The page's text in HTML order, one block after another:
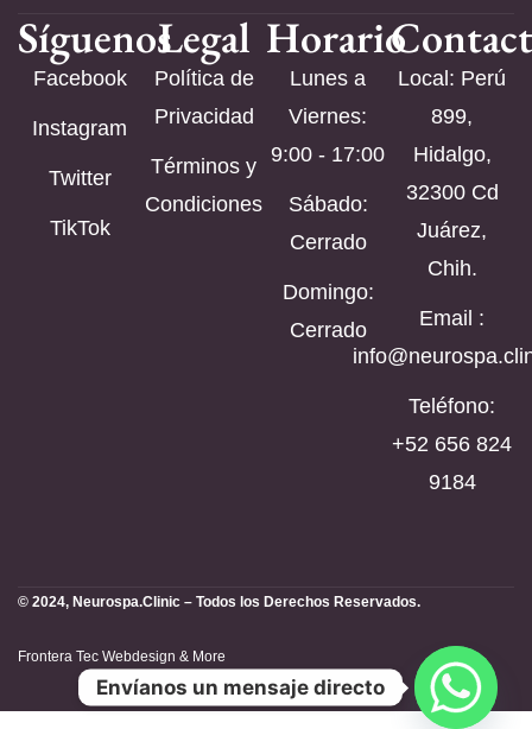
Síguenos
Facebook
Instagram
Twitter
TikTok
Legal
Política de
Privacidad
Términos y
Condiciones
Horario
Lunes a
Viernes:
9:00 - 17:00
Sábado:
Cerrado
Domingo:
Cerrado
Local: Perú
899,
Hidalgo,
32300 Cd
Juárez,
Chih.
Email :
Teléfono:
‪+52 656 824
9184‬
© 2024, Neurospa.Clinic – Todos los Derechos Reservados.
Frontera Tec Webdesign & More
Envíanos un mensaje directo